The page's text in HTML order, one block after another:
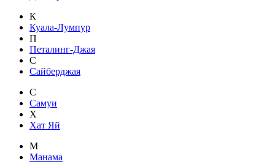
К
Куала-Лумпур
П
Петалинг-Джая
С
Сайберджая
С
Самуи
Х
Хат Яй
М
Манама